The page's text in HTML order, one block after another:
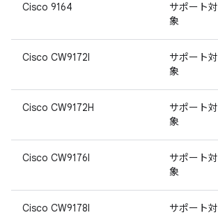
Cisco 9164
サポート対
象
Cisco CW9172I
サポート対
象
Cisco CW9172H
サポート対
象
Cisco CW9176I
サポート対
象
Cisco CW9178I
サポート対